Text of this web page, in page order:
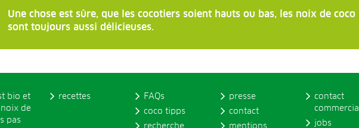
Une chose est sûre, que les cocotiers soient hauts ou bas, les noix de coco
sont toujours aussi délicieuses.
bio et
de
pas
recettes
FAQs
coco tipps
recherche
presse
contact
mentions
contact
commercial
jobs